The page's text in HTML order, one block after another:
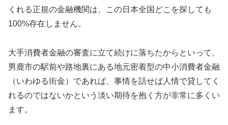
くれる正規の金融機関は、この日本全国どこを探しても
100%存在しません。
大手消費者金融の審査に立て続けに落ちたからといって、
男鹿市の駅前や路地裏にある地元密着型の中小消費者金融
（いわゆる街金）であれば、事情を話せば人情で貸してく
れるのではないかという淡い期待を抱く方が非常に多くい
ます。